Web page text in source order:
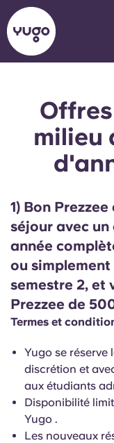
À propos
Lieux
Sélectionnez
Sélectionnez
Choisissez
Se connecter
milieu
1) Bon
séjour avec
année
ou
semestre 2, et
Prezzee de
Termes et
Yugo se
discrétion et
aux étudiants
Disponibilité
Yugo .
Les nouveaux